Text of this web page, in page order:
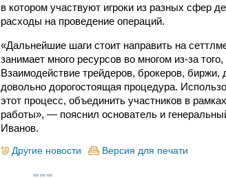
в котором участвуют игроки из разных сфер
расходы на проведение операций.
«Дальнейшие шаги стоит направить на
занимает много ресурсов во многом из-за
Взаимодействие трейдеров, брокеров, биржи,
довольно дорогостоящая процедура.
этот процесс, объединить участников в
работы», — пояснил основатель и
Иванов.
Другие новости Версия для печати